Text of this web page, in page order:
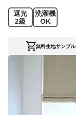
遮光
2級
洗濯機
OK
無料生地サンプル